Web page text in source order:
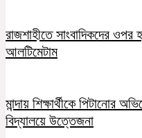
রাজশাহীতে সাংবাদিকদের ওপর
আলটিমেটাম
মান্দায় শিক্ষার্থীকে পিটানোর
বিদ্যালয়ে উত্তেজনা